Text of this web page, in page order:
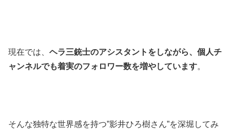
現在では、 ヘラ三銃士のアシスタントをしながら、個人チ
ャンネルでも着実のフォロワー数を増やしています。
そんな独特な世界感を持つ”影井ひろ樹さん”を深堀してみ